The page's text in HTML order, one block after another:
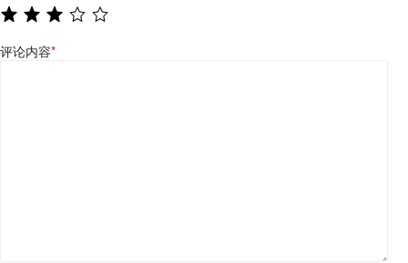
评论内容*